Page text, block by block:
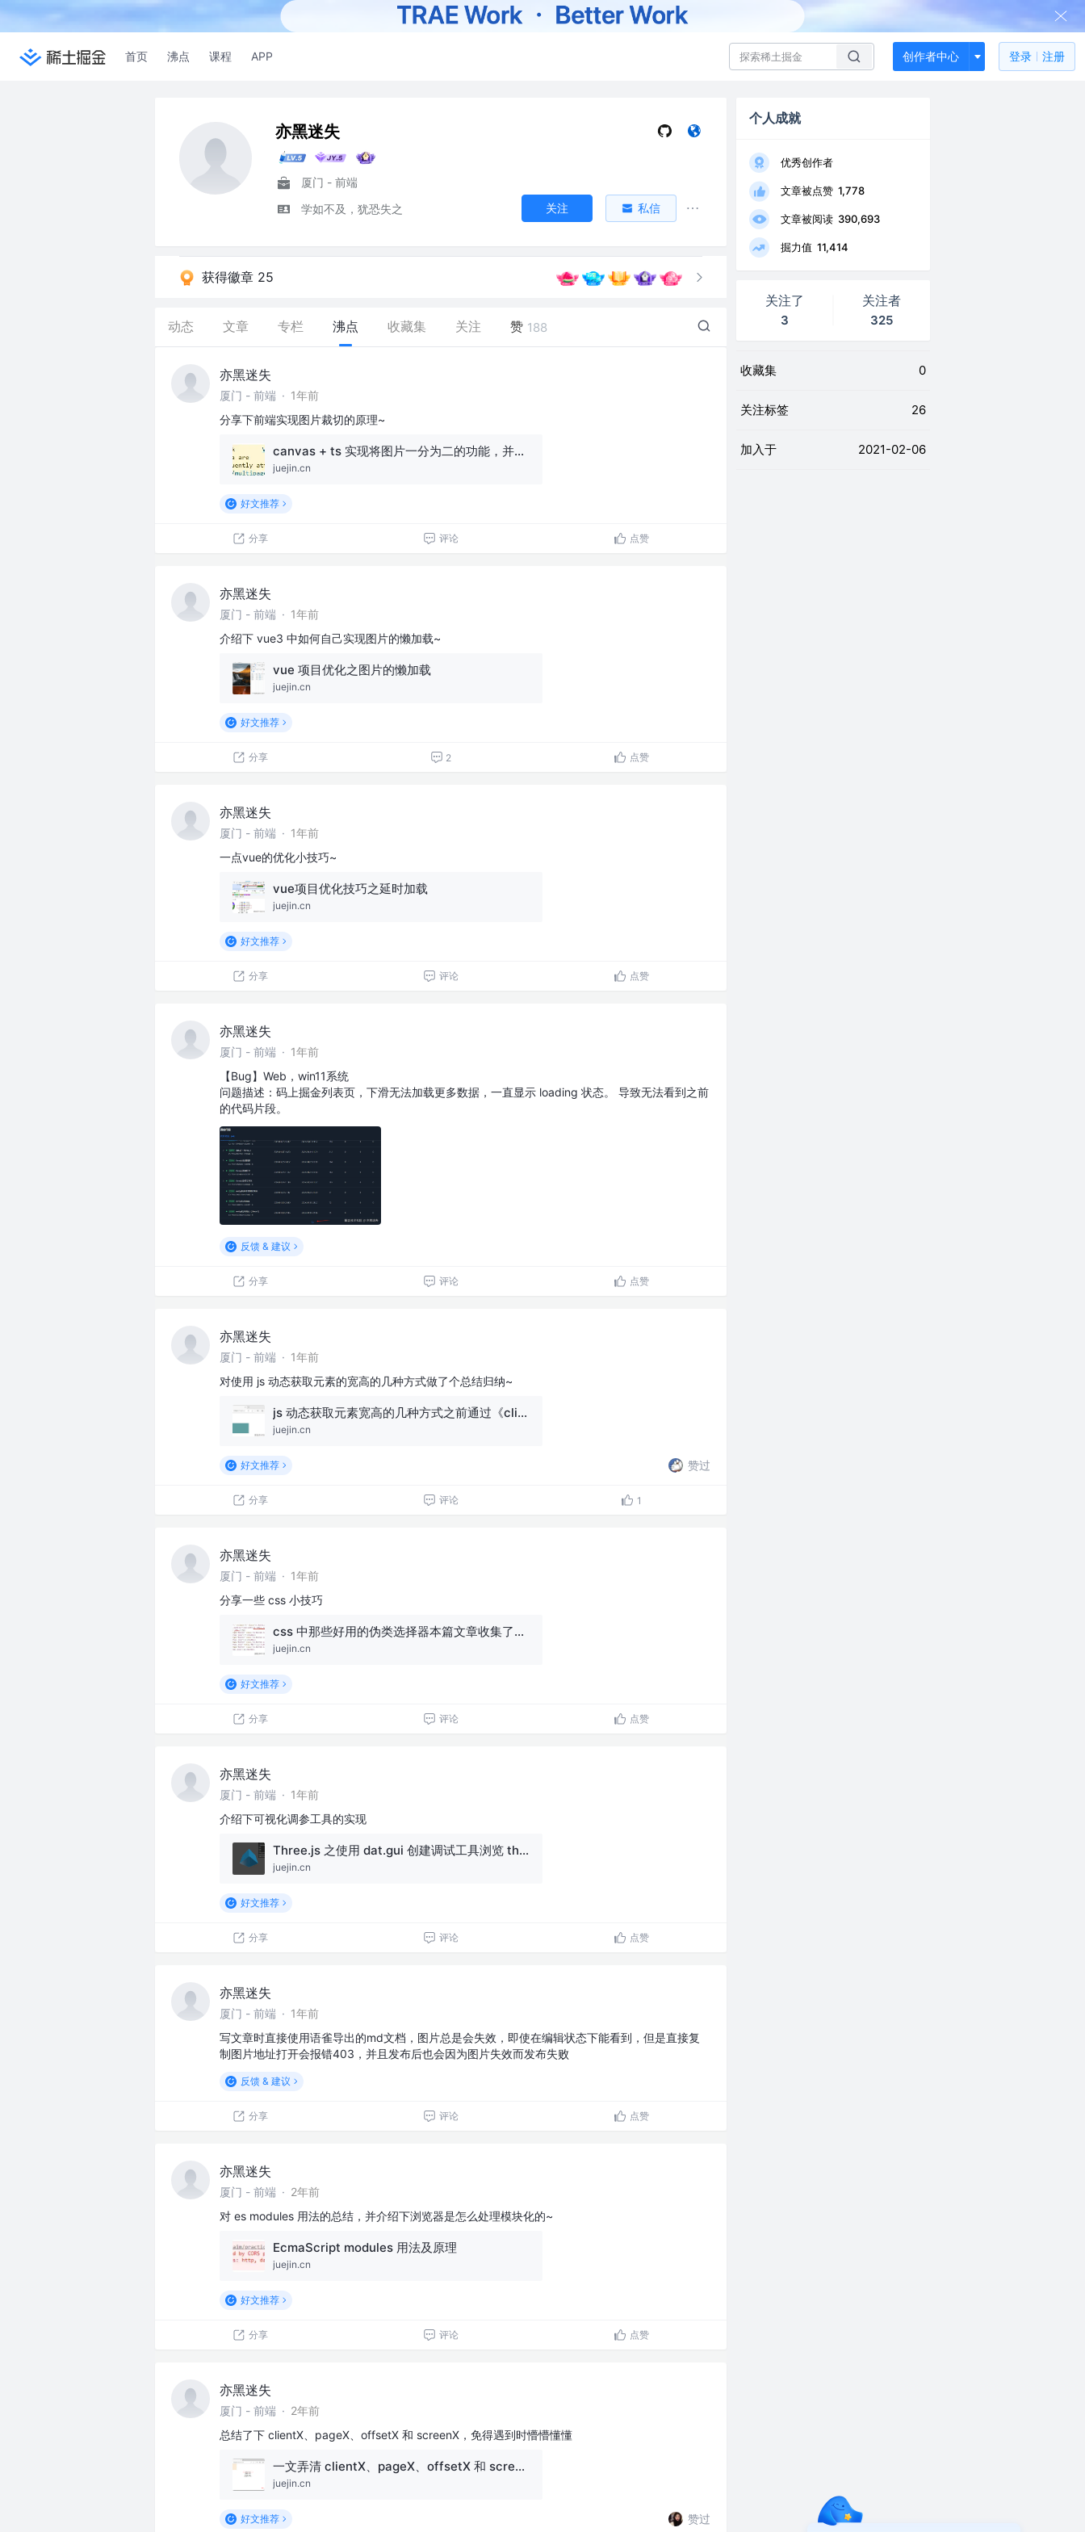
首页 沸点 课程 APP 创作者中心 登录 注册
亦黑迷失
厦门 - 前端
学如不及，犹恐失之
关注 私信
获得徽章 25
动态 文章 专栏 沸点 收藏集 关注 赞 188
亦黑迷失
厦门 - 前端 · 1年前
分享下前端实现图片裁切的原理~
canvas + ts 实现将图片一分为二的功能，并打包发布至 npm
juejin.cn
好文推荐
分享 评论 点赞
亦黑迷失
厦门 - 前端 · 1年前
介绍下 vue3 中如何自己实现图片的懒加载~
vue 项目优化之图片的懒加载
juejin.cn
好文推荐
分享 2 点赞
亦黑迷失
厦门 - 前端 · 1年前
一点vue的优化小技巧~
vue项目优化技巧之延时加载
juejin.cn
好文推荐
分享 评论 点赞
亦黑迷失
厦门 - 前端 · 1年前
【Bug】Web，win11系统
问题描述：码上掘金列表页，下滑无法加载更多数据，一直显示 loading 状态。 导致无法看到之前
的代码片段。
反馈 & 建议
分享 评论 点赞
亦黑迷失
厦门 - 前端 · 1年前
对使用 js 动态获取元素的宽高的几种方式做了个总结归纳~
js 动态获取元素宽高的几种方式之前通过《clientX、pageX、offsetX 和 screenX》一文我介绍了关 - 掘金
juejin.cn
好文推荐 赞过
分享 评论 1
亦黑迷失
厦门 - 前端 · 1年前
分享一些 css 小技巧
css 中那些好用的伪类选择器本篇文章收集了几个工作或学习时用到的，好用但是并不常见的 css 伪类选择器，在此做个分享 - 掘金
juejin.cn
好文推荐
分享 评论 点赞
亦黑迷失
厦门 - 前端 · 1年前
介绍下可视化调参工具的实现
Three.js 之使用 dat.gui 创建调试工具浏览 three.js 官方文档时，有些页面会有我们可以亲手调整参 - 掘金
juejin.cn
好文推荐
分享 评论 点赞
亦黑迷失
厦门 - 前端 · 1年前
写文章时直接使用语雀导出的md文档，图片总是会失效，即使在编辑状态下能看到，但是直接复
制图片地址打开会报错403，并且发布后也会因为图片失效而发布失败
反馈 & 建议
分享 评论 点赞
亦黑迷失
厦门 - 前端 · 2年前
对 es modules 用法的总结，并介绍下浏览器是怎么处理模块化的~
EcmaScript modules 用法及原理
juejin.cn
好文推荐
分享 评论 点赞
亦黑迷失
厦门 - 前端 · 2年前
总结了下 clientX、pageX、offsetX 和 screenX，免得遇到时懵懵懂懂
一文弄清 clientX、pageX、offsetX 和 screenX
juejin.cn
好文推荐 赞过
个人成就
优秀创作者
文章被点赞 1,778
文章被阅读 390,693
掘力值 11,414
关注了
3
关注者
325
收藏集 0
关注标签 26
加入于 2021-02-06